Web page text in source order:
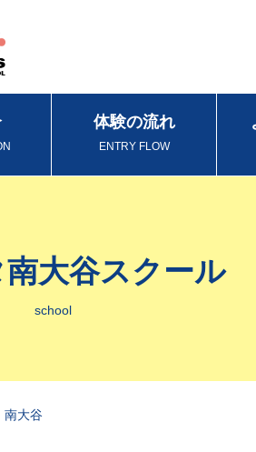
体験の流れ
ENTRY FLOW
南大谷スクール
school
南大谷